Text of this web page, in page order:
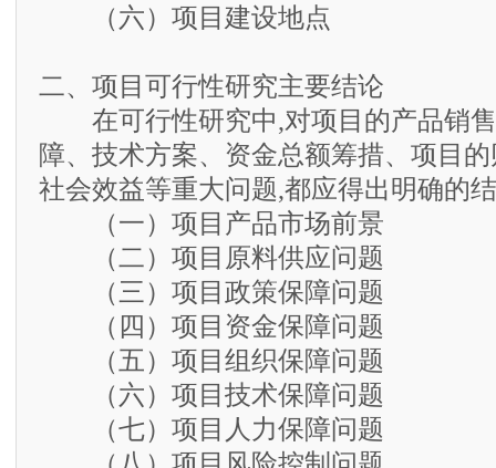
（六）项目建设地点
二、项目可行性研究主要结论
在可行性研究中,对项目的产品销售
障、技术方案、资金总额筹措、项目
社会效益等重大问题,都应得出明确的
（一）项目产品市场前景
（二）项目原料供应问题
（三）项目政策保障问题
（四）项目资金保障问题
（五）项目组织保障问题
（六）项目技术保障问题
（七）项目人力保障问题